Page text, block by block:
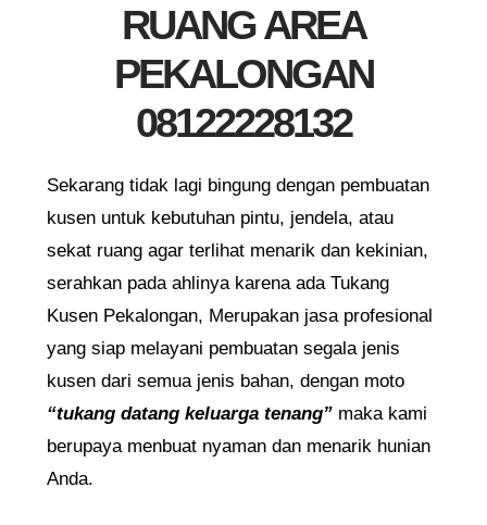
RUANG AREA
PEKALONGAN
08122228132
Sekarang tidak lagi bingung dengan pembuatan
kusen untuk kebutuhan pintu, jendela, atau
sekat ruang agar terlihat menarik dan kekinian,
serahkan pada ahlinya karena ada Tukang
Kusen Pekalongan, Merupakan jasa profesional
yang siap melayani pembuatan segala jenis
kusen dari semua jenis bahan, dengan moto
“tukang datang keluarga tenang” maka kami
berupaya menbuat nyaman dan menarik hunian
Anda.